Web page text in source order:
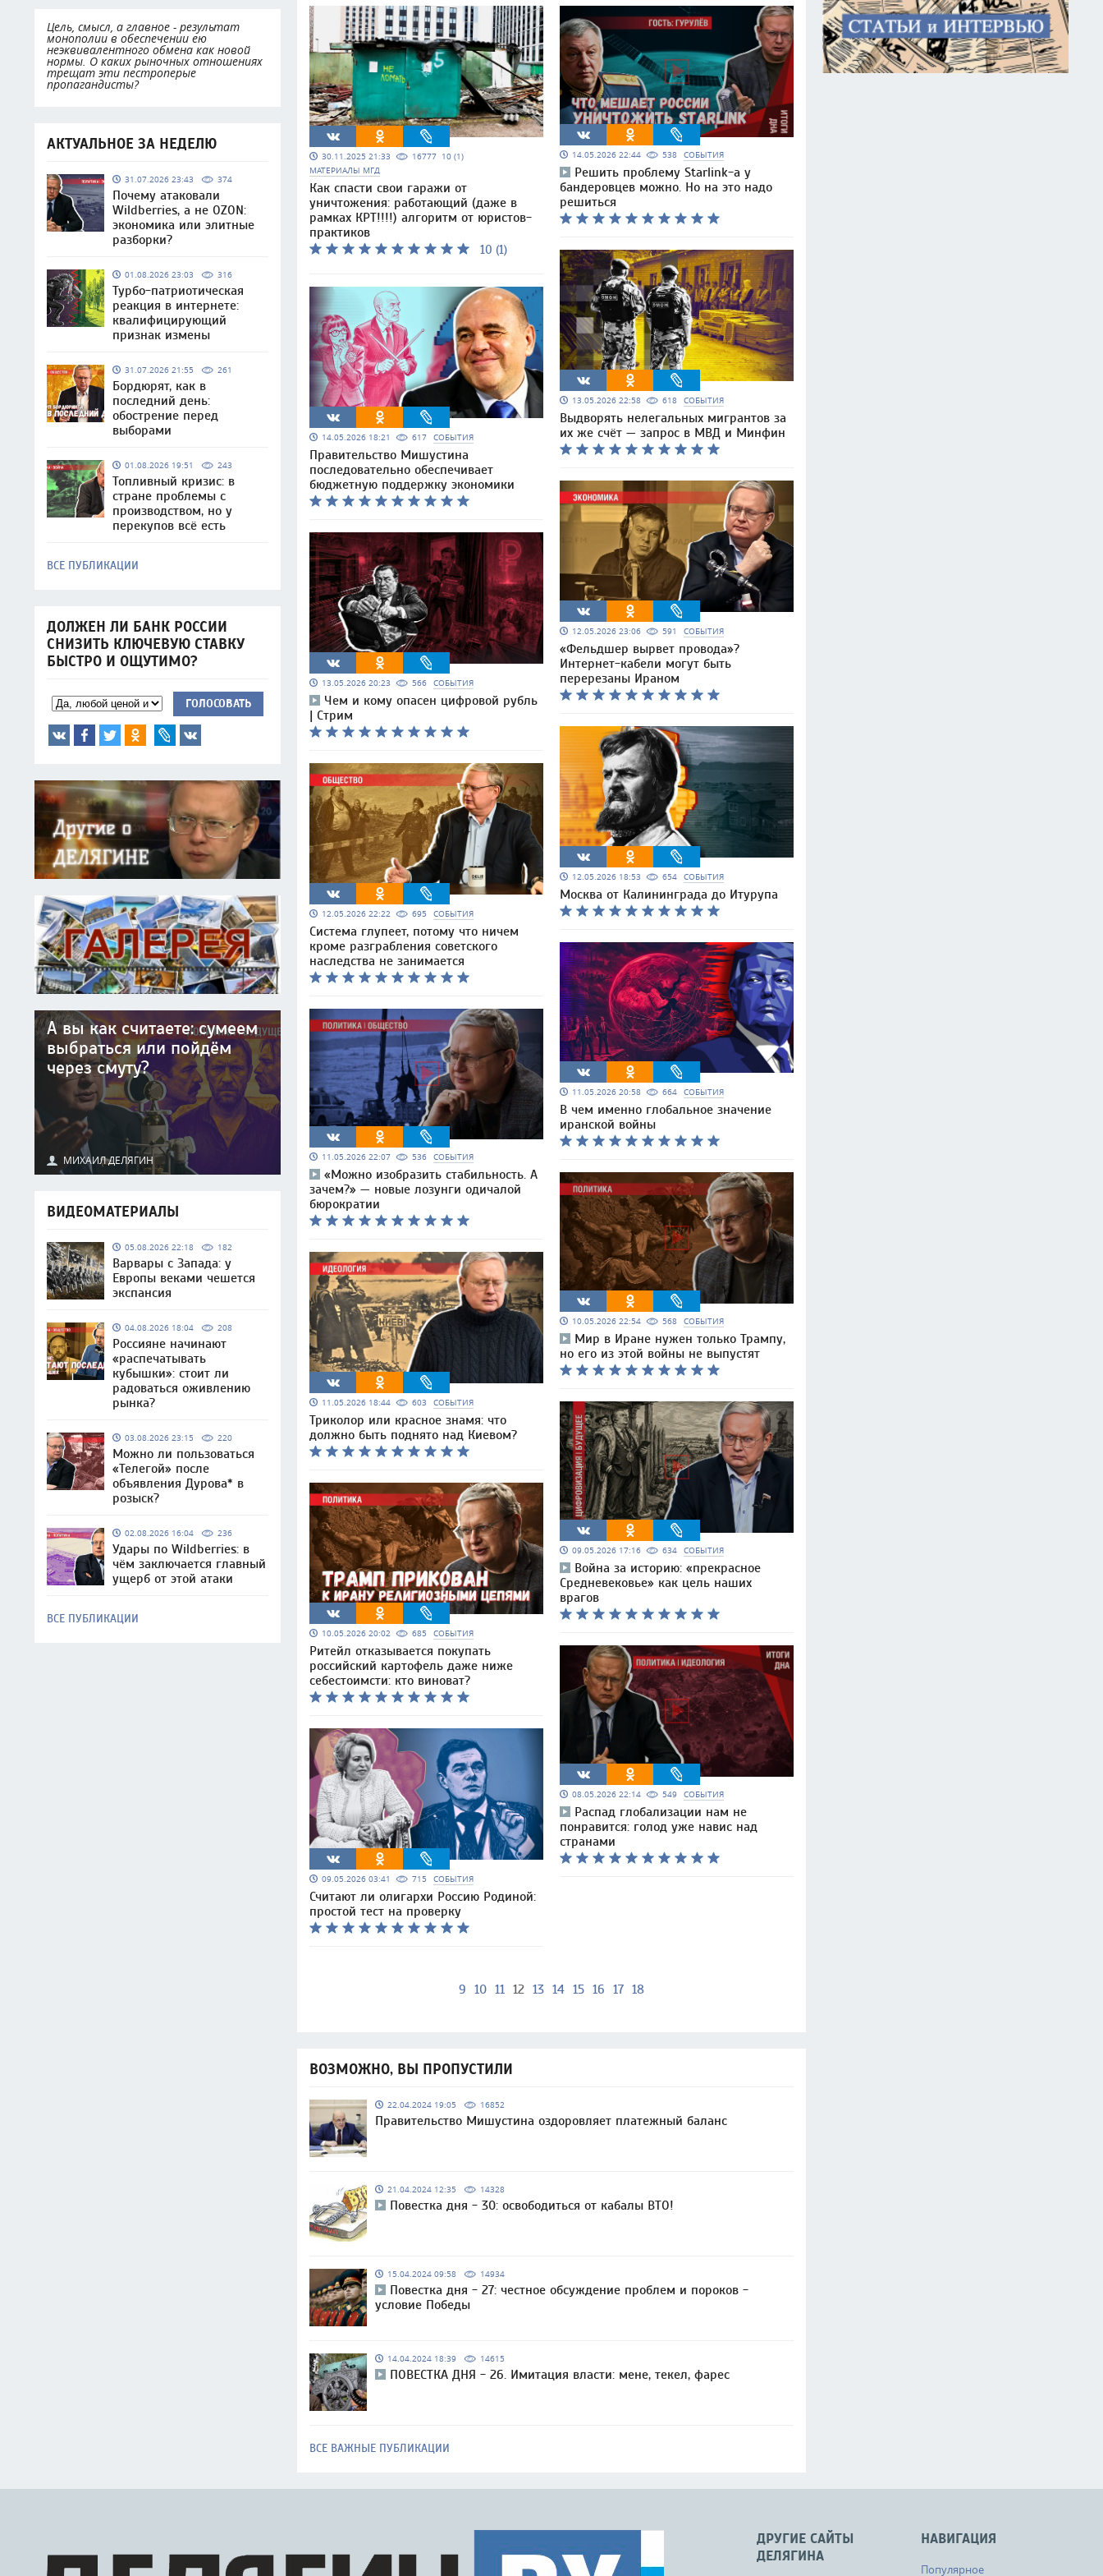
Цель, смысл, а главное - результат
монополии в обеспечении ею
неэквивалентного обмена как новой
нормы. О каких рыночных отношениях
трещат эти пестроперые
пропагандисты?
АКТУАЛЬНОЕ ЗА НЕДЕЛЮ
31.07.2026 23:43 374
Почему атаковали
Wildberries, а не OZON:
экономика или элитные
разборки?
01.08.2026 23:03 316
Турбо-патриотическая
реакция в интернете:
квалифицирующий
признак измены
31.07.2026 21:55 261
Бордюрят, как в
последний день:
обострение перед
выборами
01.08.2026 19:51 243
Топливный кризис: в
стране проблемы с
производством, но у
перекупов всё есть
ВСЕ ПУБЛИКАЦИИ
ДОЛЖЕН ЛИ БАНК РОССИИ
СНИЗИТЬ КЛЮЧЕВУЮ СТАВКУ
БЫСТРО И ОЩУТИМО?
ГОЛОСОВАТЬ
А вы как считаете: сумеем
выбраться или пойдём
через смуту?
МИХАИЛ ДЕЛЯГИН
ВИДЕОМАТЕРИАЛЫ
05.08.2026 22:18 182
Варвары с Запада: у
Европы веками чешется
экспансия
04.08.2026 18:04 208
Россияне начинают
«распечатывать
кубышки»: стоит ли
радоваться оживлению
рынка?
03.08.2026 23:15 220
Можно ли пользоваться
«Телегой» после
объявления Дурова* в
розыск?
02.08.2026 16:04 236
Удары по Wildberries: в
чём заключается главный
ущерб от этой атаки
ВСЕ ПУБЛИКАЦИИ
30.11.2025 21:33 16777 10 (1)
МАТЕРИАЛЫ МГД
Как спасти свои гаражи от
уничтожения: работающий (даже в
рамках КРТ!!!!) алгоритм от юристов-
практиков
10 (1)
14.05.2026 18:21 617 СОБЫТИЯ
Правительство Мишустина
последовательно обеспечивает
бюджетную поддержку экономики
13.05.2026 20:23 566 СОБЫТИЯ
Чем и кому опасен цифровой рубль
| Стрим
12.05.2026 22:22 695 СОБЫТИЯ
Система глупеет, потому что ничем
кроме разграбления советского
наследства не занимается
11.05.2026 22:07 536 СОБЫТИЯ
«Можно изобразить стабильность. А
зачем?» — новые лозунги одичалой
бюрократии
11.05.2026 18:44 603 СОБЫТИЯ
Триколор или красное знамя: что
должно быть поднято над Киевом?
10.05.2026 20:02 685 СОБЫТИЯ
Ритейл отказывается покупать
российский картофель даже ниже
себестоимсти: кто виноват?
09.05.2026 03:41 715 СОБЫТИЯ
Считают ли олигархи Россию Родиной:
простой тест на проверку
14.05.2026 22:44 538 СОБЫТИЯ
Решить проблему Starlink-а у
бандеровцев можно. Но на это надо
решиться
13.05.2026 22:58 618 СОБЫТИЯ
Выдворять нелегальных мигрантов за
их же счёт — запрос в МВД и Минфин
12.05.2026 23:06 591 СОБЫТИЯ
«Фельдшер вырвет провода»?
Интернет-кабели могут быть
перерезаны Ираном
12.05.2026 18:53 654 СОБЫТИЯ
Москва от Калининграда до Итурупа
11.05.2026 20:58 664 СОБЫТИЯ
В чем именно глобальное значение
иранской войны
10.05.2026 22:54 568 СОБЫТИЯ
Мир в Иране нужен только Трампу,
но его из этой войны не выпустят
09.05.2026 17:16 634 СОБЫТИЯ
Война за историю: «прекрасное
Средневековье» как цель наших
врагов
08.05.2026 22:14 549 СОБЫТИЯ
Распад глобализации нам не
понравится: голод уже навис над
странами
9 10 11 12 13 14 15 16 17 18
ВОЗМОЖНО, ВЫ ПРОПУСТИЛИ
22.04.2024 19:05 16852
Правительство Мишустина оздоровляет платежный баланс
21.04.2024 12:35 14328
Повестка дня - 30: освободиться от кабалы ВТО!
15.04.2024 09:58 14934
Повестка дня - 27: честное обсуждение проблем и пороков -
условие Победы
14.04.2024 18:39 14615
ПОВЕСТКА ДНЯ - 26. Имитация власти: мене, текел, фарес
ВСЕ ВАЖНЫЕ ПУБЛИКАЦИИ
НАВИГАЦИЯ
Популярное
ДРУГИЕ САЙТЫ
ДЕЛЯГИНА